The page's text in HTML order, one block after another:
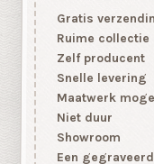
Gratis
Ruime collectie
Zelf producent
Snelle levering
Maatwerk
Niet duur
Showroom
Een